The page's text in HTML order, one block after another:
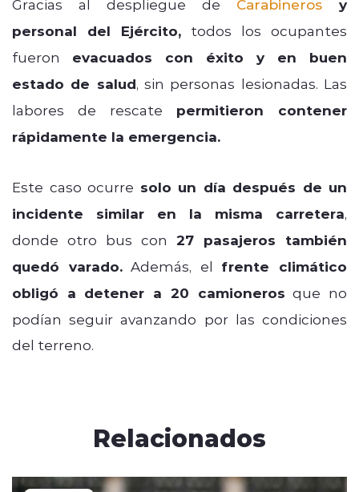
Gracias al despliegue de Carabineros y
personal del Ejército, todos los ocupantes
fueron evacuados con éxito y en buen
estado de salud, sin personas lesionadas. Las
labores de rescate permitieron contener
rápidamente la emergencia.
Este caso ocurre solo un día después de un
incidente similar en la misma carretera,
donde otro bus con 27 pasajeros también
quedó varado.Además, el frente climático
obligó a detener a 20 camioneros que no
podían seguir avanzando por las condiciones
del terreno.
Relacionados